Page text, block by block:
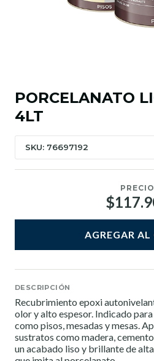
PORCELANATO
4LT
SKU: 76697192
PRECIO
AGREGAR AL
DESCRIPCIÓN
Recubrimiento epoxi
olor y alto espesor. Indicado
como pisos, mesadas y mesas.
sustratos como madera,
un acabado liso y brillante de